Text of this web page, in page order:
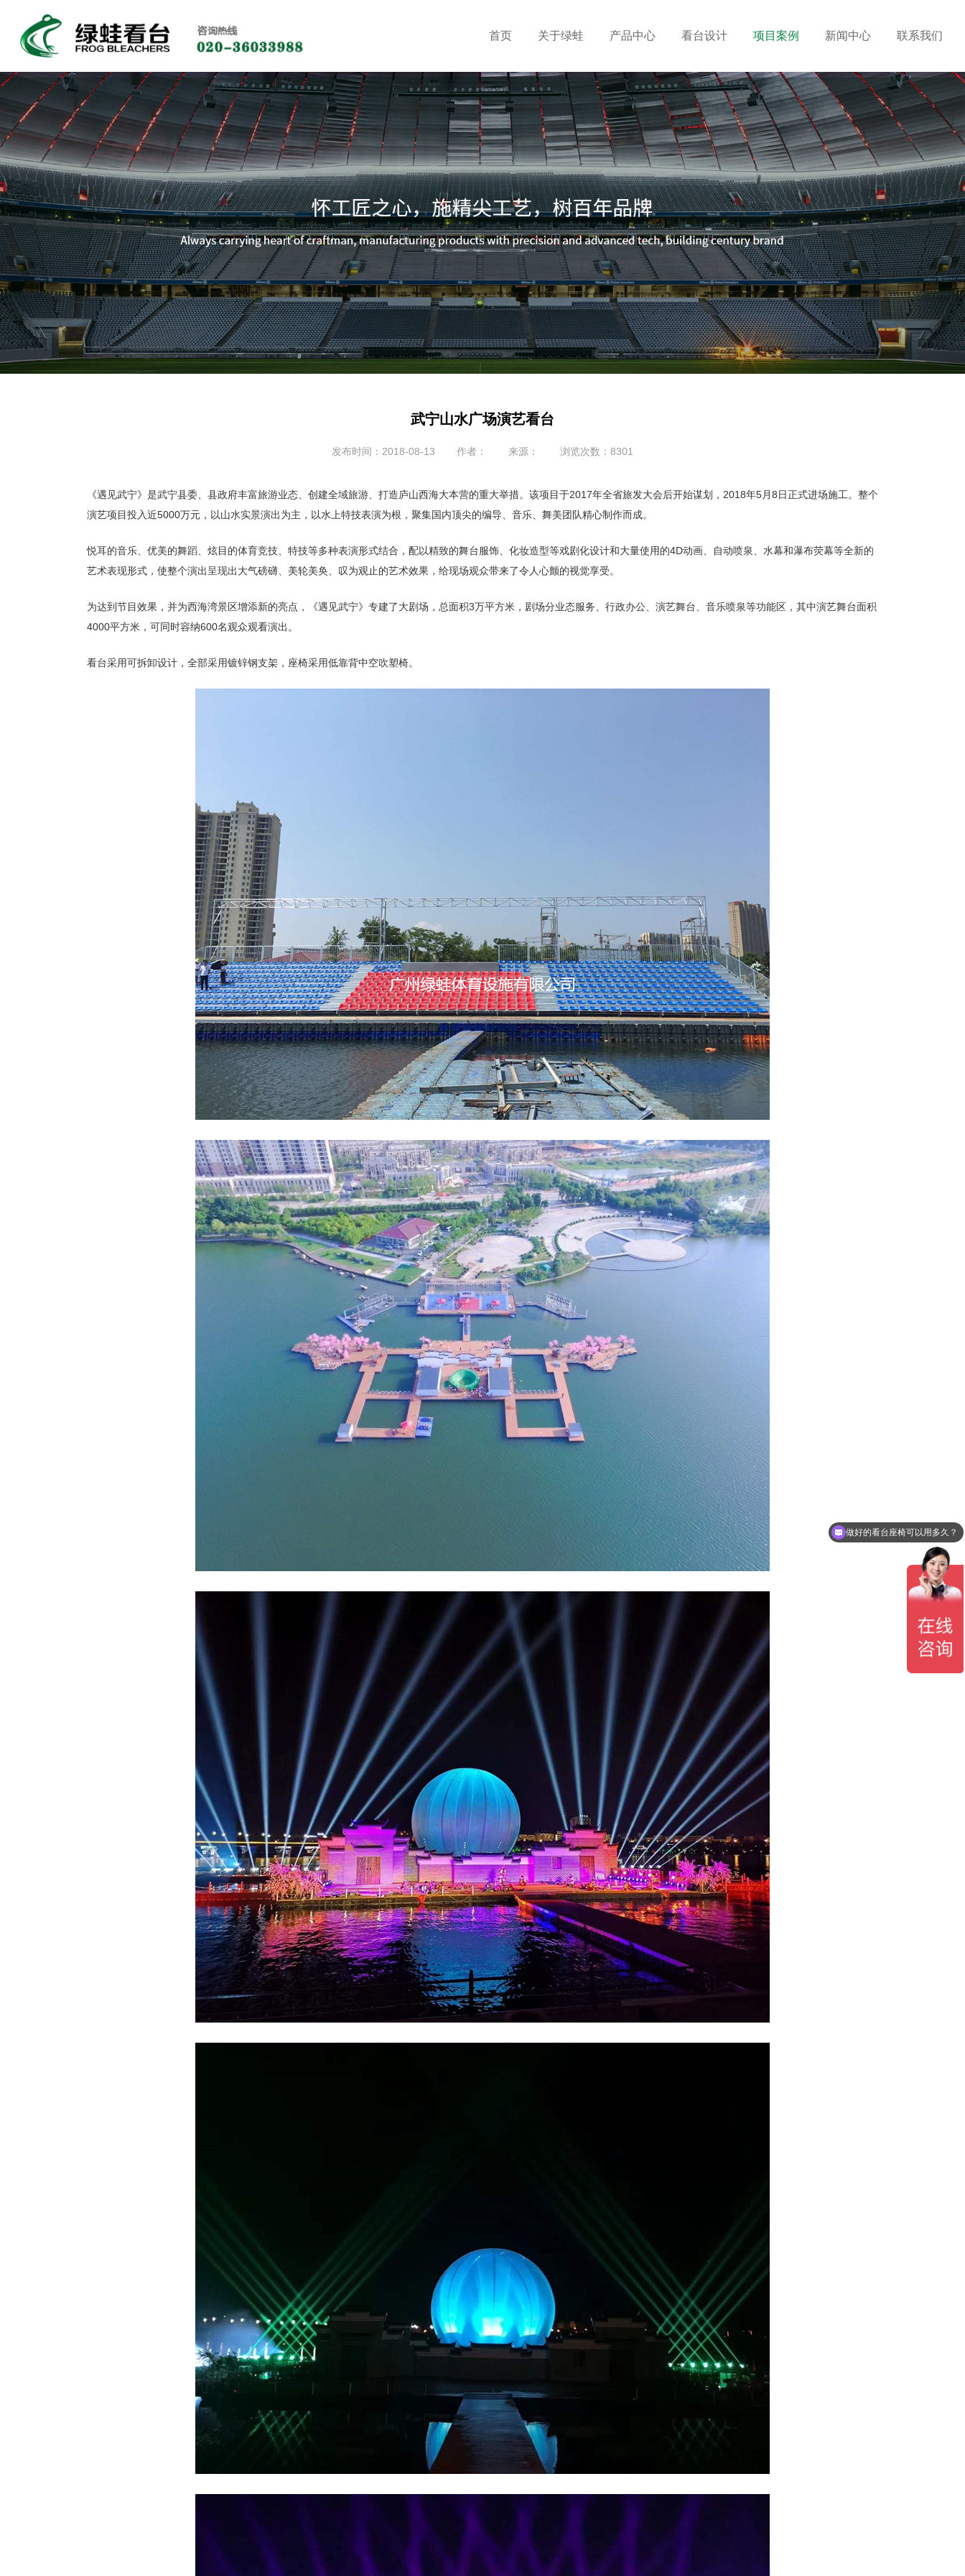
首页 关于绿蛙 产品中心 看台设计 项目案例 新闻中心 联系我们
武宁山水广场演艺看台
发布时间：2018-08-13 作者： 来源： 浏览次数：8301
《遇见武宁》是武宁县委、县政府丰富旅游业态、创建全域旅游、打造庐山西海大本营的重大举措。该项目于2017年全省旅发大会后开始谋划，2018年5月8日正式进场施工。整个
演艺项目投入近5000万元，以山水实景演出为主，以水上特技表演为根，聚集国内顶尖的编导、音乐、舞美团队精心制作而成。
悦耳的音乐、优美的舞蹈、炫目的体育竞技、特技等多种表演形式结合，配以精致的舞台服饰、化妆造型等戏剧化设计和大量使用的4D动画、自动喷泉、水幕和瀑布荧幕等全新的
艺术表现形式，使整个演出呈现出大气磅礴、美轮美奂、叹为观止的艺术效果，给现场观众带来了令人心颤的视觉享受。
为达到节目效果，并为西海湾景区增添新的亮点，《遇见武宁》专建了大剧场，总面积3万平方米，剧场分业态服务、行政办公、演艺舞台、音乐喷泉等功能区，其中演艺舞台面积
4000平方米，可同时容纳600名观众观看演出。
看台采用可拆卸设计，全部采用镀锌钢支架，座椅采用低靠背中空吹塑椅。
看台座椅有哪几种可以选？